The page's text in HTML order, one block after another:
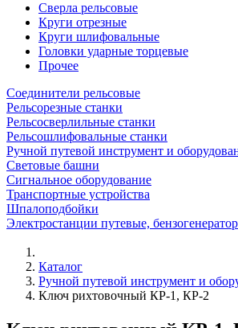
Сверла рельсовые
Круги отрезные
Круги шлифовальные
Головки ударные торцевые
Прочее
Соединители рельсовые
Рельсорезные станки
Рельсосверлильные станки
Рельсошлифовальные станки
Ручной путевой инструмент и
Световые башни
Сигнальное оборудование
Транспортные устройства
Шпалоподбойки
Электростанции путевые,
Каталог
Ручной путевой инструмент и
Ключ рихтовочный КР-1, КР-2